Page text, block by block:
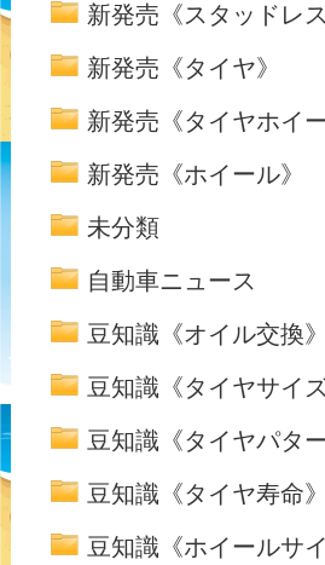
新発売《スタッドレ
新発売《タイヤ》
新発売《タイヤホイ
新発売《ホイール》
未分類
自動車ニュース
豆知識《オイル交換》
豆知識《タイヤサイズ
豆知識《タイヤパター
豆知識《タイヤ寿命》
豆知識《ホイールサイ